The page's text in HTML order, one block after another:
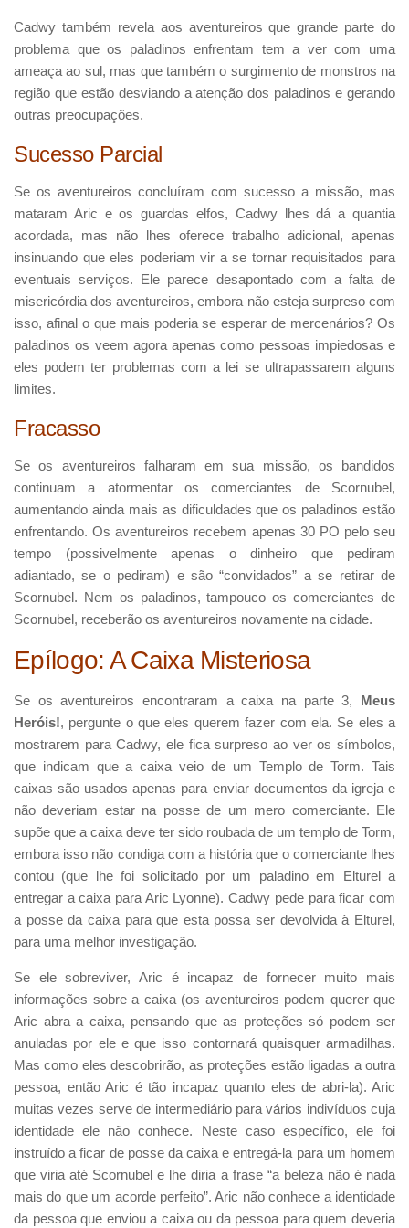
Cadwy também revela aos aventureiros que grande parte do
problema que os paladinos enfrentam tem a ver com uma
ameaça ao sul, mas que também o surgimento de monstros na
região que estão desviando a atenção dos paladinos e gerando
outras preocupações.
Sucesso Parcial
Se os aventureiros concluíram com sucesso a missão, mas
mataram Aric e os guardas elfos, Cadwy lhes dá a quantia
acordada, mas não lhes oferece trabalho adicional, apenas
insinuando que eles poderiam vir a se tornar requisitados para
eventuais serviços. Ele parece desapontado com a falta de
misericórdia dos aventureiros, embora não esteja surpreso com
isso, afinal o que mais poderia se esperar de mercenários? Os
paladinos os veem agora apenas como pessoas impiedosas e
eles podem ter problemas com a lei se ultrapassarem alguns
limites.
Fracasso
Se os aventureiros falharam em sua missão, os bandidos
continuam a atormentar os comerciantes de Scornubel,
aumentando ainda mais as dificuldades que os paladinos estão
enfrentando. Os aventureiros recebem apenas 30 PO pelo seu
tempo (possivelmente apenas o dinheiro que pediram
adiantado, se o pediram) e são “convidados” a se retirar de
Scornubel. Nem os paladinos, tampouco os comerciantes de
Scornubel, receberão os aventureiros novamente na cidade.
Epílogo: A Caixa Misteriosa
Se os aventureiros encontraram a caixa na parte 3, Meus
Heróis!, pergunte o que eles querem fazer com ela. Se eles a
mostrarem para Cadwy, ele fica surpreso ao ver os símbolos,
que indicam que a caixa veio de um Templo de Torm. Tais
caixas são usados apenas para enviar documentos da igreja e
não deveriam estar na posse de um mero comerciante. Ele
supõe que a caixa deve ter sido roubada de um templo de Torm,
embora isso não condiga com a história que o comerciante lhes
contou (que lhe foi solicitado por um paladino em Elturel a
entregar a caixa para Aric Lyonne). Cadwy pede para ficar com
a posse da caixa para que esta possa ser devolvida à Elturel,
para uma melhor investigação.
Se ele sobreviver, Aric é incapaz de fornecer muito mais
informações sobre a caixa (os aventureiros podem querer que
Aric abra a caixa, pensando que as proteções só podem ser
anuladas por ele e que isso contornará quaisquer armadilhas.
Mas como eles descobrirão, as proteções estão ligadas a outra
pessoa, então Aric é tão incapaz quanto eles de abri-la). Aric
muitas vezes serve de intermediário para vários indivíduos cuja
identidade ele não conhece. Neste caso específico, ele foi
instruído a ficar de posse da caixa e entregá-la para um homem
que viria até Scornubel e lhe diria a frase “a beleza não é nada
mais do que um acorde perfeito”. Aric não conhece a identidade
da pessoa que enviou a caixa ou da pessoa para quem deveria